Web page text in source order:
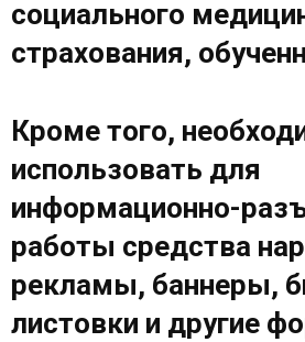
социального
страхования,
Кроме того,
использовать для
информационно-
работы средства
рекламы, баннеры,
листовки и другие